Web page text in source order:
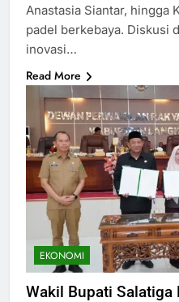
Anastasia Siantar, hingga
padel berkebaya. Diskusi
inovasi…
Read More
EKONOMI
Wakil Bupati